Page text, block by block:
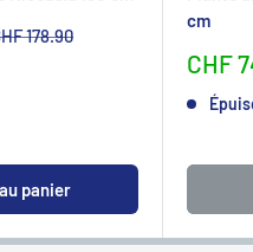
178.90
panier
cm
CHF